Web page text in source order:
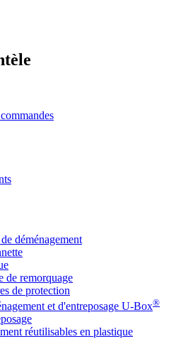
déménagement
de remorquage
de protection
et d'entreposage U-Box®
réutilisables en plastique